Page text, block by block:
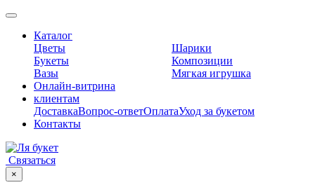
Skip
contentКаталог
Цветы
Шарики
Букеты
Композиции
Вазы
Мягкая игрушка
Онлайн-витрина
клиентам
ДоставкаВопрос-ответОплатаУход за букетом
Контакты
Связаться
×